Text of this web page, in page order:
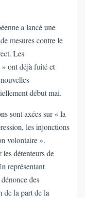
a lancé une
mesures contre le
Les
ont déjà fuité et
début mai.
sont axées sur « la
les injonctions
volontaire ».
détenteurs de
représentant
des
de la part de la